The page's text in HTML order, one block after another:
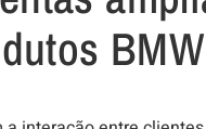
BMW